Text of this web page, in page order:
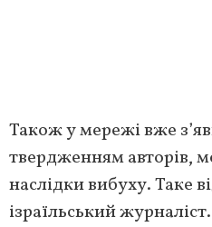
Також у мережі вже
твердженням авторів,
наслідки вибуху. Таке
ізраїльський журналіст.